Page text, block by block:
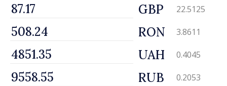
GBP 22.5125
RON 3.8611
UAH 0.4045
RUB 0.2053